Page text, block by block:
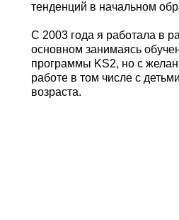
тенденций в начальном
С 2003 года я работала в
основном занимаясь
программы KS2, но с
работе в том числе с
возраста.